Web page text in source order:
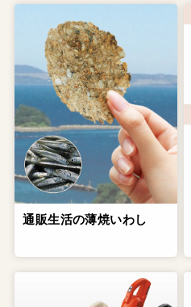
通販生活の薄焼いわし